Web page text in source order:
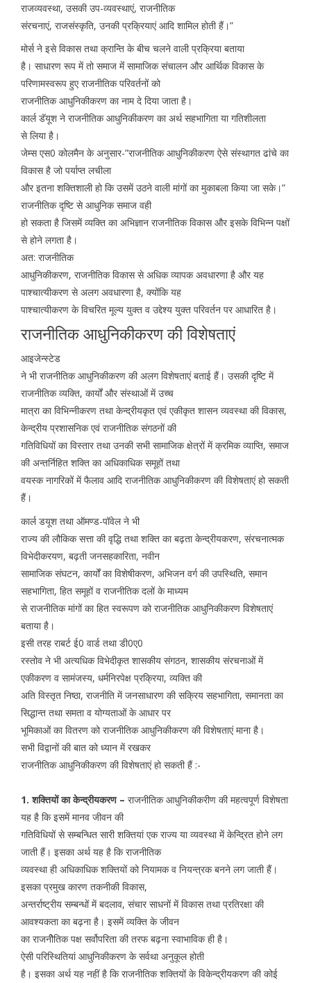
राजव्यवस्था, उसकी उप-व्यवस्थाएं, राजनीतिक
संरचनाएं, राजसंस्कृति, उनकी प्रक्रियाएं आदि शामिल होती हैं।”
मोर्स ने इसे विकास तथा क्रान्ति के बीच चलने वाली प्रक्रिया बताया
है। साधारण रूप में तो समाज मेंं सामाजिक संचालन और आर्थिक विकास के
परिणामस्वरूप हुए राजनीतिक परिवर्तनों को
राजनीतिक आधुनिकीकरण का नाम दे दिया जाता है।
कार्ल डॅयूश ने राजनीतिक आधुनिकीकरण का अर्थ सहभागिता या गतिशीलता
से लिया है।
जेम्स एस0 कोलमैन के अनुसार-”राजनीतिक आधुनिकीकरण ऐसे संस्थागत ढांचे का
विकास है जो पर्याप्त लचीला
और इतना शक्तिशाली हो कि उसमें उठने वाली मांगों का मुकाबला किया जा सके।”
राजनीतिक दृष्टि से आधुनिक समाज वही
हो सकता है जिसमें व्यक्ति का अभिज्ञान राजनीतिक विकास और इसके विभिन्न पक्षों
से होने लगता है।
अत: राजनीतिक
आधुनिकीकरण, राजनीतिक विकास से अधिक व्यापक अवधारणा है और यह
पाश्चात्यीकरण से अलग अवधारणा है, क्योंकि यह
पाश्चात्यीकरण के विचरित मूल्य युक्त व उद्देश्य युक्त परिवर्तन पर आधारित है।
राजनीतिक आधुनिकीकरण की विशेषताएं
आइजेन्स्टेड
ने भी राजनीतिक आधुनिकीकरण की अलग विशेषताएं बताई हैं। उसकी दृष्टि में
राजनीतिक व्यक्ति, कार्यों और संस्थाओं में उच्च
मात्रा का विभिन्नीकरण तथा केन्द्रीयकृत एवं एकीकृत शासन व्यवस्था की विकास,
केन्द्रीय प्रशासनिक एवं राजनीतिक संगठनों की
गतिविधियों का विस्तार तथा उनकी सभी सामाजिक क्षेत्रों में क्रमिक व्याप्ति, समाज
की अन्तर्निहित शक्ति का अधिकाधिक समूहों तथा
वयस्क नागरिकों में फैलाव आदि राजनीतिक आधुनिकीकरण की विशेषताएं हो सकती
हैं।
कार्ल डयूश तथा ऑमण्ड-पॉवेल ने भी
राज्य की लौकिक सत्ता की वृद्धि तथा शक्ति का बढ़ता केन्द्रीयकरण, संरचनात्मक
विभेदीकरयण, बढ़ती जनसहकारिता, नवीन
सामाजिक संघटन, कार्यों का विशेषीकरण, अभिजन वर्ग की उपस्थिति, समान
सहभागिता, हित समूहों व राजनीतिक दलों के माध्यम
से राजनीतिक मांगों का हित स्वरूपण को राजनीतिक आधुनिकीकरण विशेषताएं
बताया है।
इसी तरह राबर्ट ई0 वार्ड तथा डी0ए0
रस्तोव ने भी अत्यधिक विभेदीकृत शासकीय संगठन, शासकीय संरचनाओं में
एकीकरण व सामंजस्य, धर्मनिरपेक्ष प्रक्रिया, व्यक्ति की
अति विस्तृत निष्ठा, राजनीति में जनसाधारण की सक्रिय सहभागिता, समानता का
सिद्धान्त तथा समता व योग्यताओं के आधार पर
भूमिकाओं का वितरण को राजनीतिक आधुनिकीकरण की विशेषताएं माना है।
सभी विद्वानों की बात को ध्यान में रखकर
राजनीतिक आधुनिकीकरण की विशेषताएं हो सकती हैं :-
1. शक्तियों का केन्द्रीयकरण – राजनीतिक आधुनिकीकरीण की महत्वपूर्ण विशेषता
यह है कि इसमें मानव जीवन की
गतिविधियों से सम्बन्धित सारी शक्तियां एक राज्य या व्यवस्था में केन्द्रित होने लग
जाती हैं। इसका अर्थ यह है कि राजनीतिक
व्यवस्था ही अधिकाधिक शक्तियों को नियामक व नियन्त्रक बनने लग जाती हैं।
इसका प्रमुख कारण तकनीकी विकास,
अन्तर्राष्ट्रीय सम्बन्धों में बदलाव, संचार साधनों में विकास तथा प्रतिरक्षा की
आवश्यकता का बढ़ना है। इसमें व्यक्ति के जीवन
का राजनीेतिक पक्ष सर्वोपरिता की तरफ बढ़ना स्वाभाविक ही है।
ऐसी परिस्थितियां आधुनिकीकरण के सर्वथा अनुकूल होती
है। इसका अर्थ यह नहीं है कि राजनीतिक शक्तियों के विकेन्द्रीयकरण की कोई